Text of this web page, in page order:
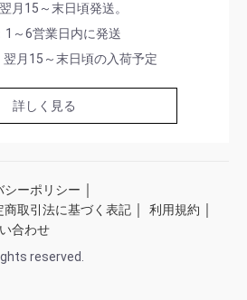
月15～末日頃発送。
1～6営業日内に発送
月15～末日頃の入荷予定
詳しく見る
シーポリシー ｜
商取引法に基づく表記 ｜ 利用規約 ｜
合わせ
reserved.